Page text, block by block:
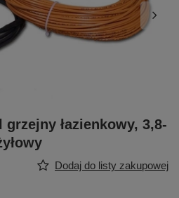
grzejny łazienkowy, 3,8-
Dodaj do listy zakupowej